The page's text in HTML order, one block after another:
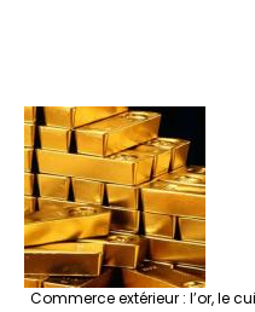
Commerce extérieur : l’or, le